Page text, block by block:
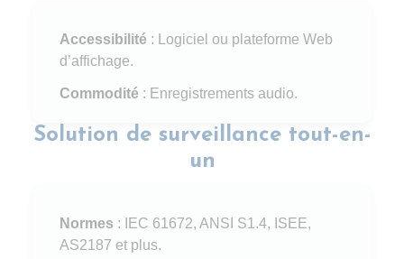
Accessibilité : Logiciel ou plateforme Web
d’affichage.
Commodité : Enregistrements audio.
Solution de surveillance tout-en-
un
Normes : IEC 61672, ANSI S1.4, ISEE,
AS2187 et plus.